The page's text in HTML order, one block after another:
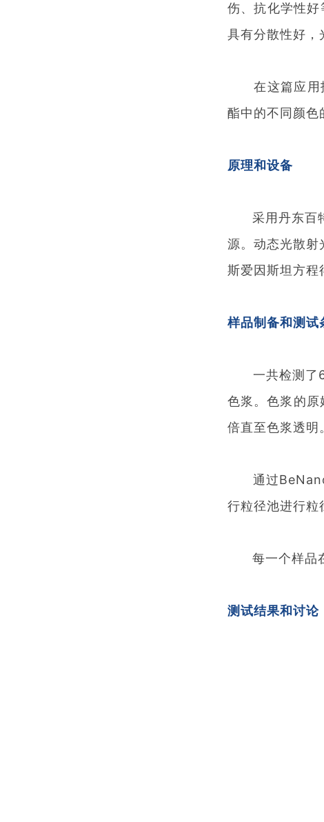
伤、抗化学性
具有分散性好，
在这篇应用报
酯中的不同颜色
原理和设备
采用丹东百特
源。动态光散射
斯爱因斯坦方程
样品制备和测试
一共检测了6
色浆。色浆的
倍直至色浆透明
通过BeNano
行粒径池进行粒
每一个样品在
测试结果和讨论